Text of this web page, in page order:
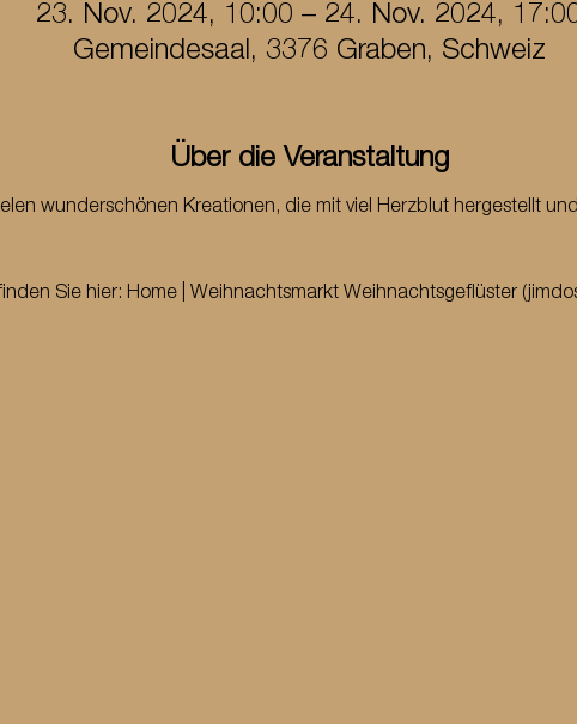
23. Nov. 2024, 10:00 – 24. Nov. 2024,
Gemeindesaal, 3376 Graben, Schweiz
Über die Veranstaltung
wunderschönen Kreationen, die mit viel Herzblut hergestellt
Sie hier: Home | Weihnachtsmarkt Weihnachtsgeflüster (